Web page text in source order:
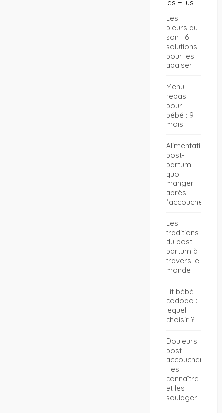
les + lus
Les
pleurs du
soir : 6
solutions
pour les
apaiser
Menu
repas
pour
bébé : 9
mois
Alimentation
post-
partum :
quoi
manger
après
Les
traditions
du post-
partum à
travers le
monde
Lit bébé
cododo :
lequel
choisir ?
Douleurs
post-
accouchement
: les
connaître
et les
soulager